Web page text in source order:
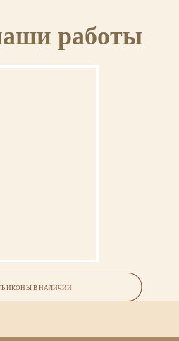
работы
Каппадокийский,
темпера, золочение
ИКОНЫ В НАЛИЧИИ